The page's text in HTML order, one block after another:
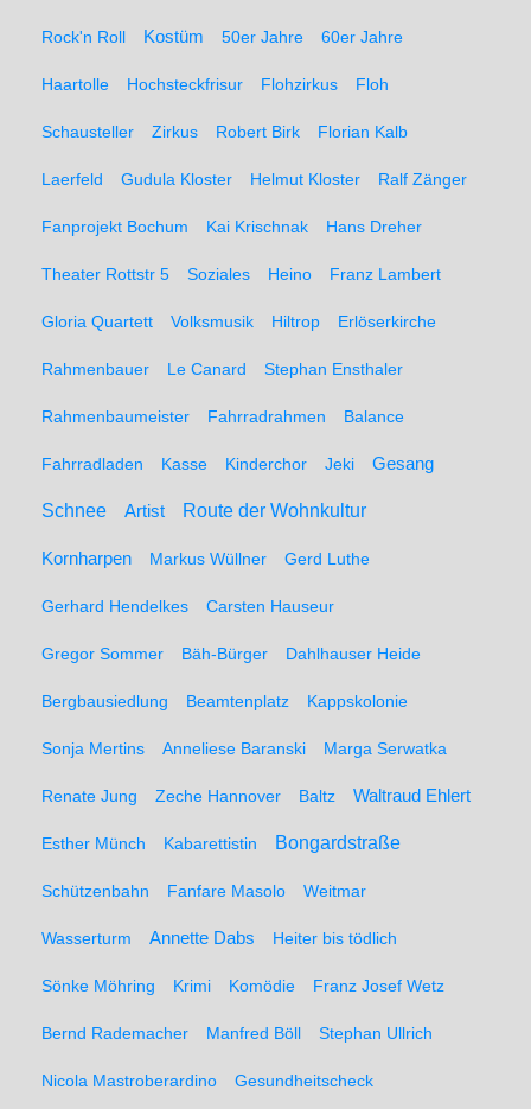
Rock'n Roll Kostüm 50er Jahre 60er Jahre
Haartolle Hochsteckfrisur Flohzirkus Floh
Schausteller Zirkus Robert Birk Florian Kalb
Laerfeld Gudula Kloster Helmut Kloster Ralf Zänger
Fanprojekt Bochum Kai Krischnak Hans Dreher
Theater Rottstr 5 Soziales Heino Franz Lambert
Gloria Quartett Volksmusik Hiltrop Erlöserkirche
Rahmenbauer Le Canard Stephan Ensthaler
Rahmenbaumeister Fahrradrahmen Balance
Fahrradladen Kasse Kinderchor Jeki Gesang
Schnee Artist Route der Wohnkultur
Kornharpen Markus Wüllner Gerd Luthe
Gerhard Hendelkes Carsten Hauseur
Gregor Sommer Bäh-Bürger Dahlhauser Heide
Bergbausiedlung Beamtenplatz Kappskolonie
Sonja Mertins Anneliese Baranski Marga Serwatka
Renate Jung Zeche Hannover Baltz Waltraud Ehlert
Esther Münch Kabarettistin Bongardstraße
Schützenbahn Fanfare Masolo Weitmar
Wasserturm Annette Dabs Heiter bis tödlich
Sönke Möhring Krimi Komödie Franz Josef Wetz
Bernd Rademacher Manfred Böll Stephan Ullrich
Nicola Mastroberardino Gesundheitscheck